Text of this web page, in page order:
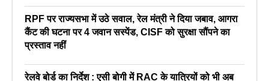
RPF पर राज्यसभा में उठे सवाल, रेल मंत्री ने दिया जबाव, आगरा
कैंट की घटना पर 4 जवान सस्पेंड, CISF को सुरक्षा सौंपने का
प्रस्ताव नहीं
रेलवे बोर्ड का निर्देश : एसी बोगी में RAC के यात्रियों को भी अब